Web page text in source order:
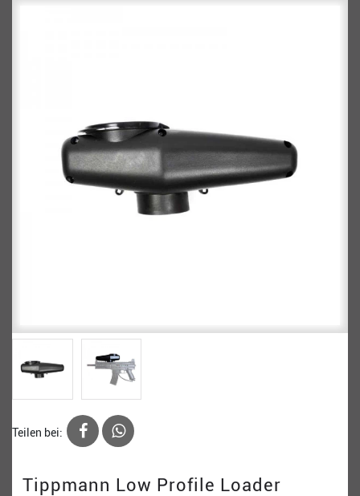
Teilen bei:
Tippmann Low Profile Loader